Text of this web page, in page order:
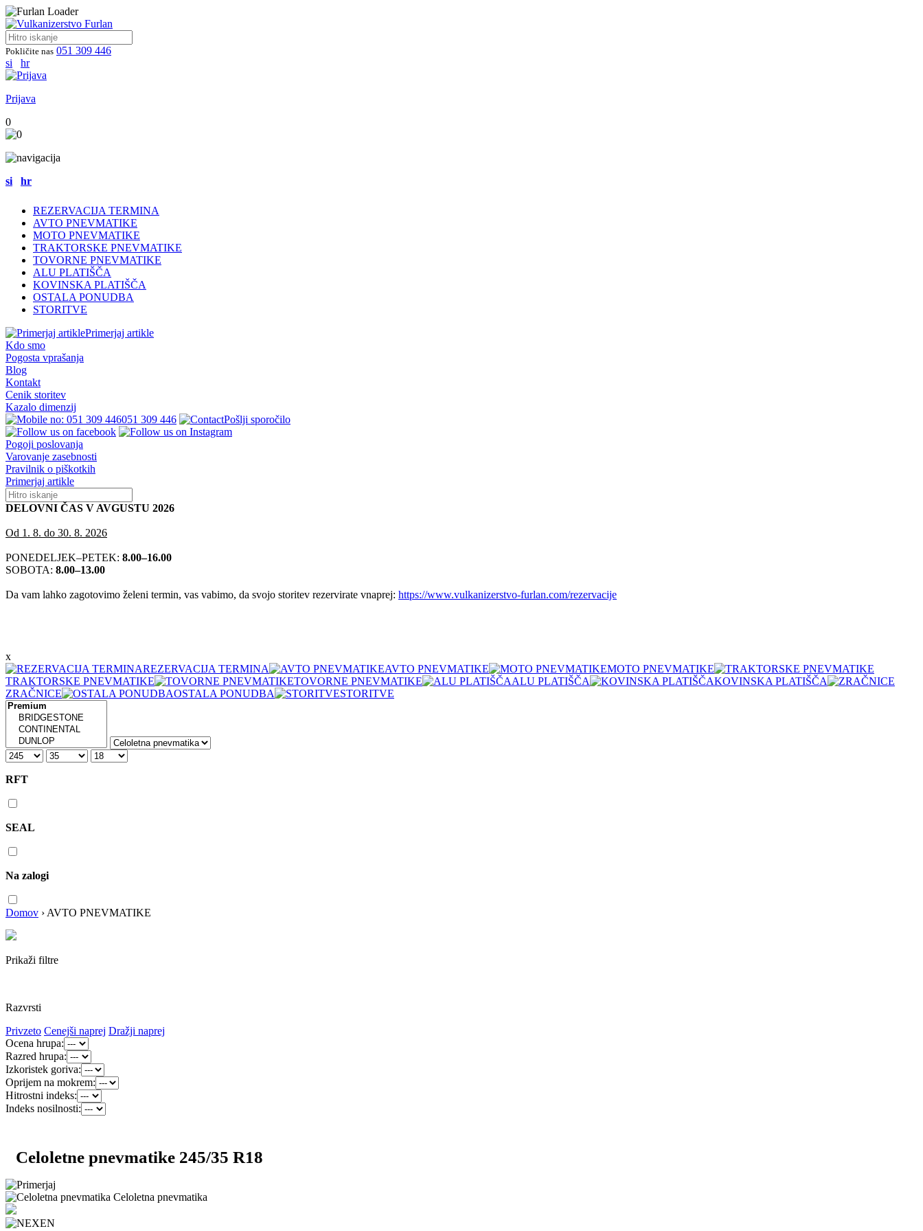
Pokličite nas 051 309 446
si
hr
Prijava
0
si hr
REZERVACIJA TERMINA
AVTO PNEVMATIKE
MOTO PNEVMATIKE
TRAKTORSKE PNEVMATIKE
TOVORNE PNEVMATIKE
ALU PLATIŠČA
KOVINSKA PLATIŠČA
OSTALA PONUDBA
STORITVE
Primerjaj artikle
Kdo smo
Pogosta vprašanja
Blog
Kontakt
Cenik storitev
Kazalo dimenzij
051 309 446
Pošlji sporočilo
Pogoji poslovanja
Varovanje zasebnosti
Pravilnik o piškotkih
Primerjaj artikle
DELOVNI ČAS V AVGUSTU 2026
Od 1. 8. do 30. 8. 2026
PONEDELJEK–PETEK: 8.00–16.00
SOBOTA: 8.00–13.00
Da vam lahko zagotovimo želeni termin, vas vabimo, da svojo storitev rezervirate vnaprej: https://www.vulkanizerstvo-furlan.com/rezervacije
x
REZERVACIJA TERMINA
AVTO PNEVMATIKE
MOTO PNEVMATIKE
TRAKTORSKE PNEVMATIKE
TOVORNE PNEVMATIKE ALU PLATIŠČA
KOVINSKA PLATIŠČA
ZRAČNICE
OSTALA PONUDBA STORITVE
RFT
SEAL
Na zalogi
Domov › AVTO PNEVMATIKE
Prikaži filtre
Razvrsti
Privzeto Cenejši naprej Dražji naprej
Ocena hrupa:
Razred hrupa:
Izkoristek goriva:
Oprijem na mokrem:
Hitrostni indeks:
Indeks nosilnosti:
Celoletne pnevmatike 245/35 R18
Celoletna pnevmatika